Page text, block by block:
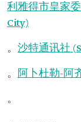
利雅得市皇家
City)
。 沙特通讯社
。 阿卜杜勒-阿
。